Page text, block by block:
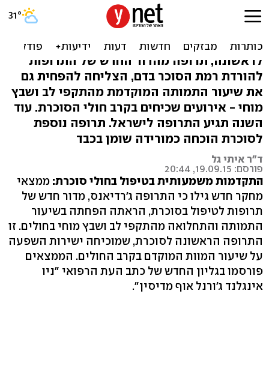
מנובמבר: תרופה לסוכרת שגם
מפחיתה תמותה ב-38%
לראשונה, תרופה מהדור החדש של התרופות
להורדת רמת הסוכר בדם, הצליחה להפחית גם
את שיעור התמותה המוקדמת מהתקפי לב ושבץ
מוחי - אירועים שכיחים בקרב חולי הסוכרת. עוד
השנה תגיע התרופה לישראל. תרופה נוספת
לסוכרת הוכחה כמורידה שומן בכבד
ד"ר איתי גל
פורסם: 19.09.15, 20:44
התקדמות משמעותית בטיפול בחולי סוכרת: ממצאי
מחקר חדש גילו כי התרופה ג'רדיאנס, מדור חדש של
תרופות לטיפול בסוכרת, הראתה הפחתה בשיעור
התמותה והתחלואה מהתקפי לב ושבץ מוחי בחולים. זו
התרופה הראשונה לסוכרת, שמוכיחה ישירות השפעה
על שיעור המוות המוקדם בקרב החולים. הממצאים
פורסמו בגליון החדש של כתב העת הרפואי "ניו
אינגלנד ג'ורנל אוף מדיסין".